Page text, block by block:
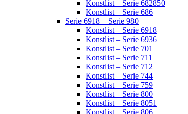
Konstlist – Serie 682850
Konstlist – Serie 686
Serie 6918 – Serie 980
Konstlist – Serie 6918
Konstlist – Serie 6936
Konstlist – Serie 701
Konstlist – Serie 711
Konstlist – Serie 712
Konstlist – Serie 744
Konstlist – Serie 759
Konstlist – Serie 800
Konstlist – Serie 8051
Konstlist – Serie 806